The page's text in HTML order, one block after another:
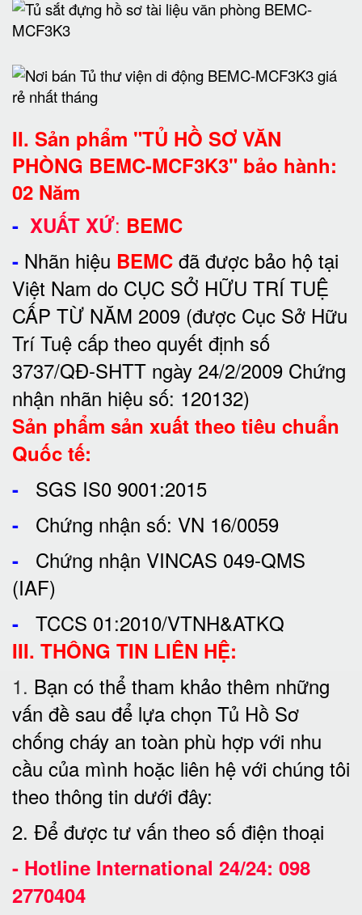
II. Sản phẩm "TỦ HỒ SƠ VĂN
PHÒNG BEMC-MCF3K3" bảo hành:
02 Năm
- XUẤT XỨ: BEMC
- Nhãn hiệu BEMC đã được bảo hộ tại
Việt Nam do CỤC SỞ HỮU TRÍ TUỆ
CẤP TỪ NĂM 2009 (được Cục Sở Hữu
Trí Tuệ cấp theo quyết định số
3737/QĐ-SHTT ngày 24/2/2009 Chứng
nhận nhãn hiệu số: 120132)
Sản phẩm sản xuất theo tiêu chuẩn
Quốc tế:
-
SGS IS0 9001:2015
- Chứng nhận số: VN 16/0059
-
Chứng nhận VINCAS 049-QMS
(IAF)
- TCCS 01:2010/VTNH&ATKQ
III. THÔNG TIN LIÊN HỆ:
1. Bạn có thể tham khảo thêm những
vấn đề sau để lựa chọn Tủ Hồ Sơ
chống cháy an toàn phù hợp với nhu
cầu của mình hoặc liên hệ với chúng tôi
theo thông tin dưới đây:
2. Để được tư vấn theo số điện thoại
- Hotline International 24/24: 098
2770404